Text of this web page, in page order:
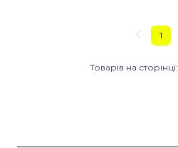
Товарів на сторінці:
1